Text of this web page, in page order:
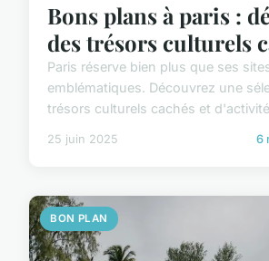
Bons plans à paris :
des trésors culturels
Paris réserve bien plus que ses
emblématiques. Découvrez une
trésors culturels cachés et
25 juin 2025 6
BON PLAN